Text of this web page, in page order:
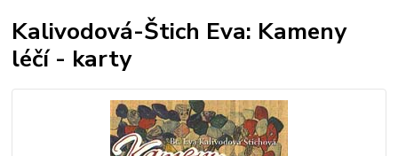
Kalivodová-Štich Eva: Kameny
léčí - karty